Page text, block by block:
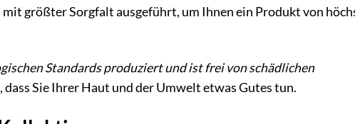
größter Sorgfalt ausgeführt, um Ihnen ein Produkt von
Standards produziert und ist frei von schädlichen
dass Sie Ihrer Haut und der Umwelt etwas Gutes tun.